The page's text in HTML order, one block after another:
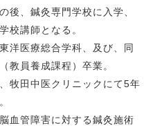
後、鍼灸専門学校に入学、
校講師となる。
洋医療総合学科、及び、同
教員養成課程）卒業。
牧田中医クリニックにて5年
血管障害に対する鍼灸施術